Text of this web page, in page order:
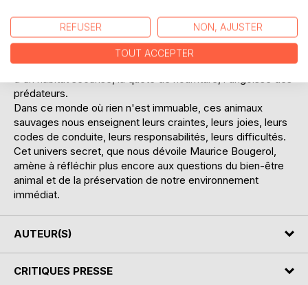
appareil photo à téléobjectif, le comportement de ses
personnages : le sanglier, le hérisson, l'écureuil, le renard,
la grenouille, le merle, l'abeille...
Tous partagent les mêmes préoccupations : la recherche
d'un habitat sécurisé, la quête de nourriture, l'angoisse des
prédateurs.
Dans ce monde où rien n'est immuable, ces animaux
sauvages nous enseignent leurs craintes, leurs joies, leurs
codes de conduite, leurs responsabilités, leurs difficultés.
Cet univers secret, que nous dévoile Maurice Bougerol,
amène à réfléchir plus encore aux questions du bien-être
animal et de la préservation de notre environnement
immédiat.
AUTEUR(S)
CRITIQUES PRESSE
REFUSER NON, AJUSTER
TOUT ACCEPTER